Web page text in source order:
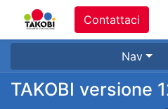
Contattaci
Nav
TAKOBI versione